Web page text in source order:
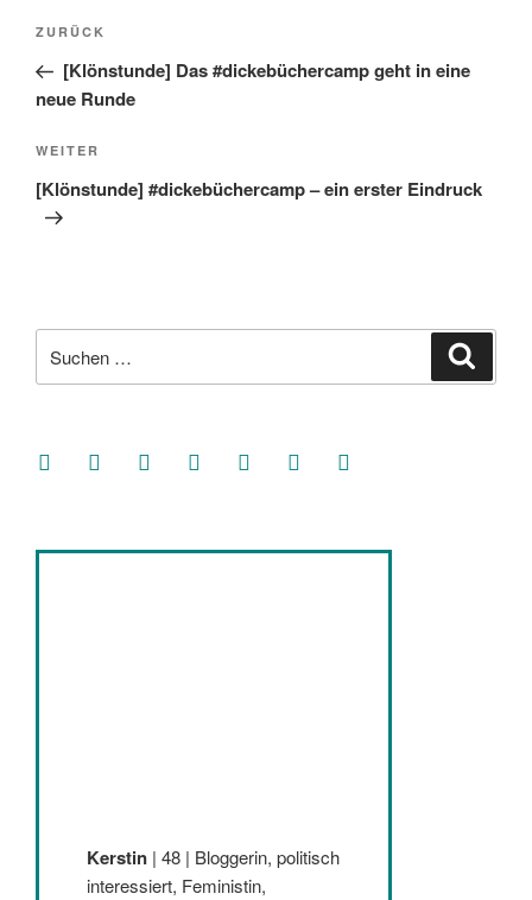
Beitragsnavigation
Vorheriger
Beitrag
ZURÜCK
[Klönstunde] Das #dickebüchercamp geht in eine
neue Runde
Nächster
Beitrag
WEITER
[Klönstunde] #dickebüchercamp – ein erster Eindruck
nach:
facebooksoundcloud
twitter mastodoninstagramthreads goodreads
Kerstin | 48 | Bloggerin, politisch
interessiert, Feministin,